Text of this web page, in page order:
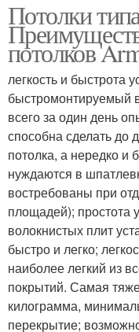
Потолки
потолков
легкость и быстрота
быстромонтируемый
всего за один день
способна сделать до
потолка, а нередко и
нуждаются в
востребованы при
площадей); простота
волокнистых плит
быстро и легко;
наиболее легкий из
покрытий. Самая
килограмма,
перекрытие;